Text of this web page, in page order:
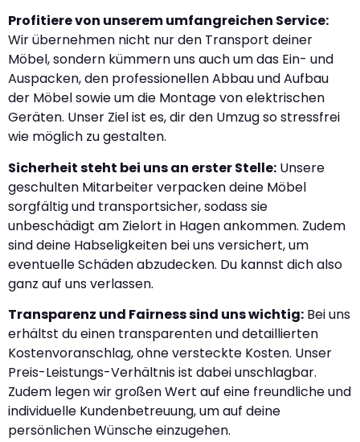
Profitiere von unserem umfangreichen Service:
Wir übernehmen nicht nur den Transport deiner
Möbel, sondern kümmern uns auch um das Ein- und
Auspacken, den professionellen Abbau und Aufbau
der Möbel sowie um die Montage von elektrischen
Geräten. Unser Ziel ist es, dir den Umzug so stressfrei
wie möglich zu gestalten.
Sicherheit steht bei uns an erster Stelle: Unsere
geschulten Mitarbeiter verpacken deine Möbel
sorgfältig und transportsicher, sodass sie
unbeschädigt am Zielort in Hagen ankommen. Zudem
sind deine Habseligkeiten bei uns versichert, um
eventuelle Schäden abzudecken. Du kannst dich also
ganz auf uns verlassen.
Transparenz und Fairness sind uns wichtig: Bei uns
erhältst du einen transparenten und detaillierten
Kostenvoranschlag, ohne versteckte Kosten. Unser
Preis-Leistungs-Verhältnis ist dabei unschlagbar.
Zudem legen wir großen Wert auf eine freundliche und
individuelle Kundenbetreuung, um auf deine
persönlichen Wünsche einzugehen.